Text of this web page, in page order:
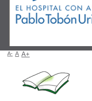
A- A A+